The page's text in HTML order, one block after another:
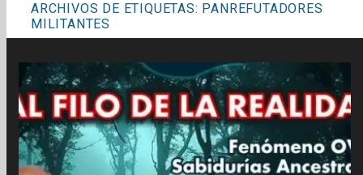
ARCHIVOS DE ETIQUETAS: PANREFUTADORES
MILITANTES